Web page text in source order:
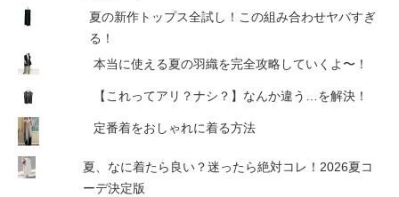
夏の新作トップス全試し！この組み合わせヤバすぎ
る！
本当に使える夏の羽織を完全攻略していくよ〜！
【これってアリ？ナシ？】なんか違う…を解決！
定番着をおしゃれに着る方法
夏、なに着たら良い？迷ったら絶対コレ！2026夏コ
ーデ決定版